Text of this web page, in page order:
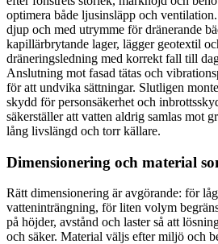
optimera både ljusinsläpp och
djup och med utrymme för dränerande
kapillärbrytande lager, lägger geotextil
dräneringsledning med korrekt fall till
Anslutning mot fasad tätas och
för att undvika sättningar. Slutligen
skydd för personsäkerhet och
säkerställer att vatten aldrig samlas mot
lång livslängd och torr källare.
Dimensionering och material
Rätt dimensionering är avgörande: för
vatteninträngning, för liten volym
på höjder, avstånd och laster så att
och säker. Material väljs efter miljö och